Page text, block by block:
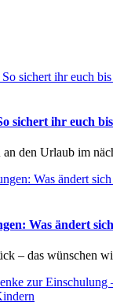
sichert ihr euch
den Urlaub im
Was ändert
– das wünschen